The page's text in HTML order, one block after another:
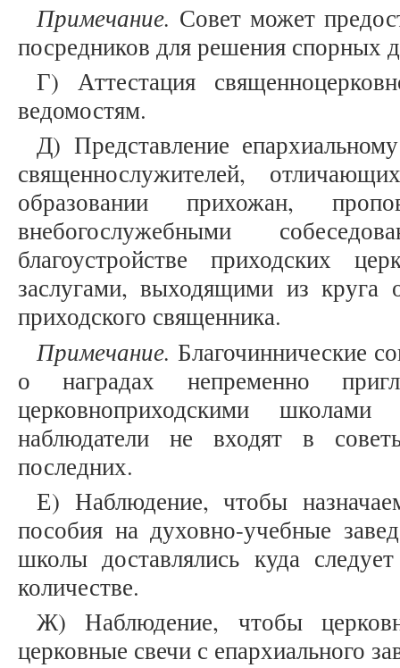
Примечание. Совет может
посредников для решения спорных
Г) Аттестация
ведомостям.
Д) Представление
священнослужителей,
образовании прихожан,
внебогослужебными
благоустройстве приходских
заслугами, выходящими из круга
приходского священника.
Примечание. Благочиннические
о наградах непременно
церковноприходскими
наблюдатели не входят в
последних.
Е) Наблюдение, чтобы
пособия на духовно-учебные
школы доставлялись куда
количестве.
Ж) Наблюдение, чтобы
церковные свечи с епархиального